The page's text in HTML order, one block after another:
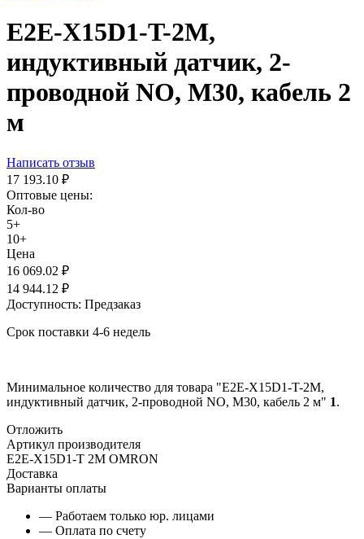
E2E-X15D1-T-2M,
индуктивный датчик, 2-
проводной NO, М30, кабель 2
м
Написать отзыв
17 193.10 ₽
Оптовые цены:
Кол-во
5+
10+
Цена
16 069.02 ₽
14 944.12 ₽
Доступность: Предзаказ
Срок поставки 4-6 недель
Минимальное количество для товара "E2E-X15D1-T-2M,
индуктивный датчик, 2-проводной NO, М30, кабель 2 м" 1.
Отложить
Артикул производителя
E2E-X15D1-T 2M OMRON
Доставка
Варианты оплаты
— Работаем только юр. лицами
— Оплата по счету